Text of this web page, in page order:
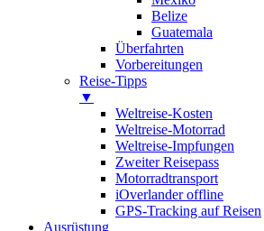
Belize
Guatemala
Überfahrten
Vorbereitungen
Reise-Tipps
▼
Weltreise-Kosten
Weltreise-Motorrad
Weltreise-Impfungen
Zweiter Reisepass
Motorradtransport
iOverlander offline
GPS-Tracking auf Reisen
Ausrüstung